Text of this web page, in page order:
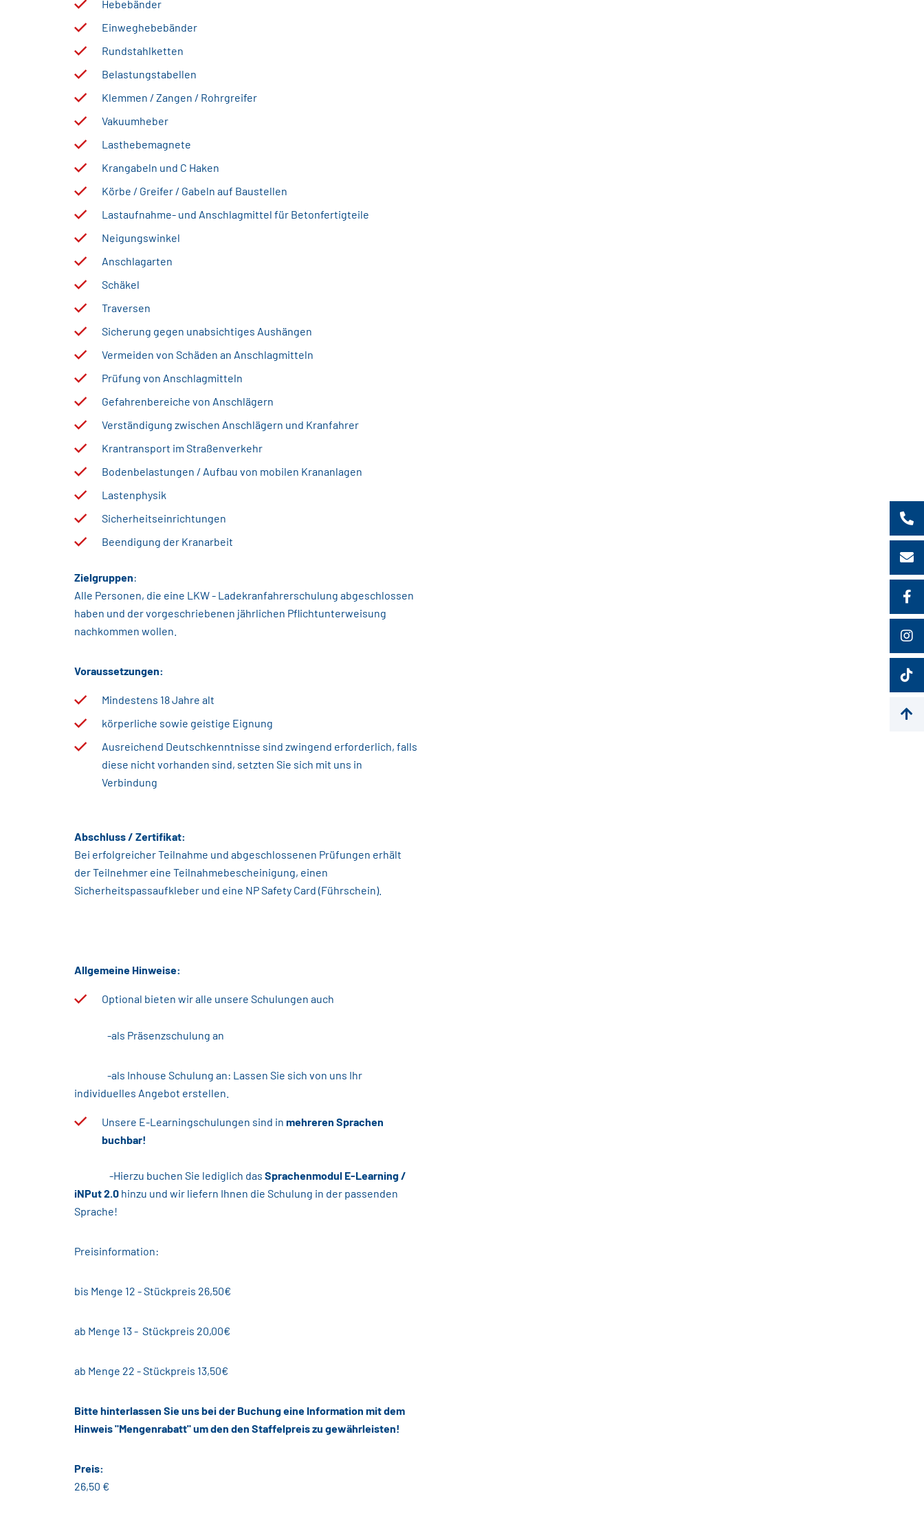
Hebebänder
Einweghebebänder
Rundstahlketten
Belastungstabellen
Klemmen / Zangen / Rohrgreifer
Vakuumheber
Lasthebemagnete
Krangabeln und C Haken
Körbe / Greifer / Gabeln auf Baustellen
Lastaufnahme- und Anschlagmittel für Betonfertigteile
Neigungswinkel
Anschlagarten
Schäkel
Traversen
Sicherung gegen unabsichtiges Aushängen
Vermeiden von Schäden an Anschlagmitteln
Prüfung von Anschlagmitteln
Gefahrenbereiche von Anschlägern
Verständigung zwischen Anschlägern und Kranfahrer
Krantransport im Straßenverkehr
Bodenbelastungen / Aufbau von mobilen Krananlagen
Lastenphysik
Sicherheitseinrichtungen
Beendigung der Kranarbeit
Zielgruppen:
Alle Personen, die eine LKW - Ladekranfahrerschulung abgeschlossen
haben und der vorgeschriebenen jährlichen Pflichtunterweisung
nachkommen wollen.
Voraussetzungen:
Mindestens 18 Jahre alt
körperliche sowie geistige Eignung
Ausreichend Deutschkenntnisse sind zwingend erforderlich, falls
diese nicht vorhanden sind, setzten Sie sich mit uns in
Verbindung
Abschluss / Zertifikat:
Bei erfolgreicher Teilnahme und abgeschlossenen Prüfungen erhält
der Teilnehmer eine Teilnahmebescheinigung, einen
Sicherheitspassaufkleber und eine NP Safety Card (Führschein).
Allgemeine Hinweise:
Optional bieten wir alle unsere Schulungen auch
-als Präsenzschulung an
-als Inhouse Schulung an: Lassen Sie sich von uns Ihr
individuelles Angebot erstellen.
Unsere E-Learningschulungen sind in mehreren Sprachen
buchbar!
-Hierzu buchen Sie lediglich das Sprachenmodul E-Learning /
iNPut 2.0 hinzu und wir liefern Ihnen die Schulung in der passenden
Sprache!
Preisinformation:
bis Menge 12 - Stückpreis 26,50€
ab Menge 13 - Stückpreis 20,00€
ab Menge 22 - Stückpreis 13,50€
Bitte hinterlassen Sie uns bei der Buchung eine Information mit dem
Hinweis "Mengenrabatt" um den den Staffelpreis zu gewährleisten!
Preis:
26,50 €